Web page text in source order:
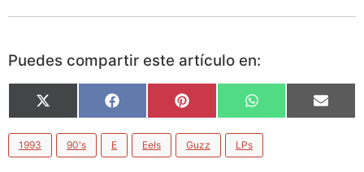
Puedes compartir este artículo en:
X
(Twitter)
Facebook Pinterest WhatsApp Email
1993 90's E Eels Guzz LPs